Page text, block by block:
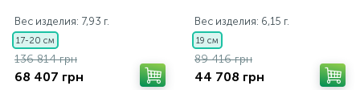
Вес изделия: 7,93 г.
17-20 см
136 814 грн
68 407 грн
Вес изделия: 6,15 г.
19 см
89 416 грн
44 708 грн